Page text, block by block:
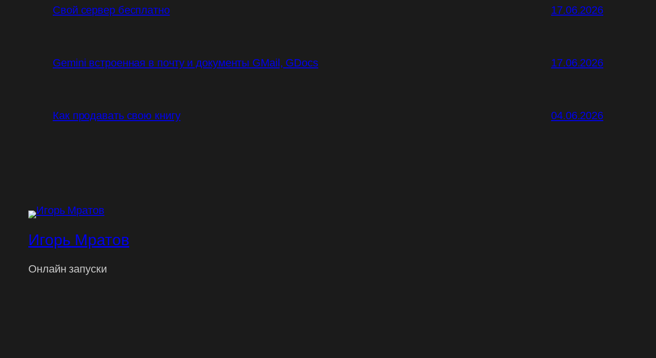
Свой сервер бесплатно 17.06.2026
Gemini встроенная в почту и документы GMail, GDocs 17.06.2026
Как продавать свою книгу 04.06.2026
Игорь Мратов
Онлайн запуски